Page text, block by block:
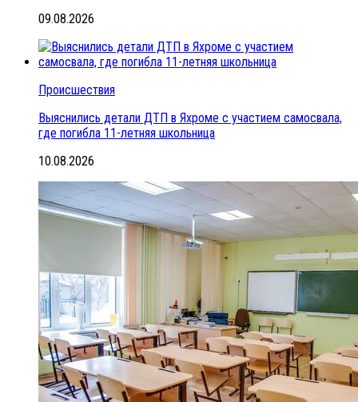
09.08.2026
Происшествия
Выяснились детали ДТП в Яхроме с участием самосвала,
где погибла 11-летняя школьница
10.08.2026